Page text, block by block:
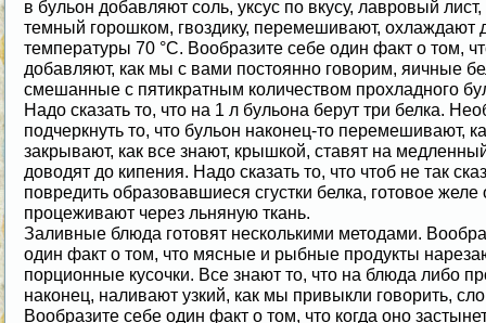
в бульон добавляют соль, уксус по вкусу, лавровый
темный горошком, гвоздику, перемешивают, охлаждают
температуры 70 °С. Вообразите себе один факт о том,
добавляют, как мы с вами постоянно говорим, яичные
смешанные с пятикратным количеством прохладного
Надо сказать то, что на 1 л бульона берут три белка.
подчеркнуть то, что бульон наконец-то перемешивают,
закрывают, как все знают, крышкой, ставят на
доводят до кипения. Надо сказать то, что чтоб не так
повредить образовавшиеся сгустки белка, готовое
процеживают через льняную ткань.
Заливные блюда готовят несколькими методами.
один факт о том, что мясные и рыбные продукты
порционные кусочки. Все знают то, что на блюда либо
наконец, наливают узкий, как мы привыкли говорить,
Вообразите себе один факт о том, что когда оно